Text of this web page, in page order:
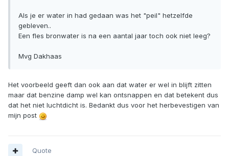
Als je er water in had gedaan was het "peil" hetzelfde
gebleven..
Een fles bronwater is na een aantal jaar toch ook niet leeg?
Mvg Dakhaas
Het voorbeeld geeft dan ook aan dat water er wel in blijft zitten
maar dat benzine damp wel kan ontsnappen en dat betekent dus
dat het niet luchtdicht is. Bedankt dus voor het herbevestigen van
mijn post
Quote